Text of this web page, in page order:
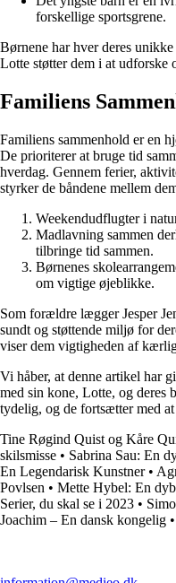
forskellige sportsgrene.
Børnene har hver deres
Lotte støtter dem i at udforske
Familiens
Familiens sammenhold er en
De prioriterer at bruge tid
hverdag. Gennem ferier,
styrker de båndene mellem
Weekendudflugter i
Madlavning sammen
tilbringe tid sammen.
Børnenes
om vigtige øjeblikke.
Som forældre lægger Jesper
sundt og støttende miljø for
viser dem vigtigheden af
Vi håber, at denne artikel har
med sin kone, Lotte, og deres
tydelig, og de fortsætter med
Tine Røgind Quist og Kåre
skilsmisse • Sabrina Sau: En
En Legendarisk Kunstner•
Povlsen • Mette Hybel: En
Serier, du skal se i 2023 •
Joachim – En dansk kongelig •